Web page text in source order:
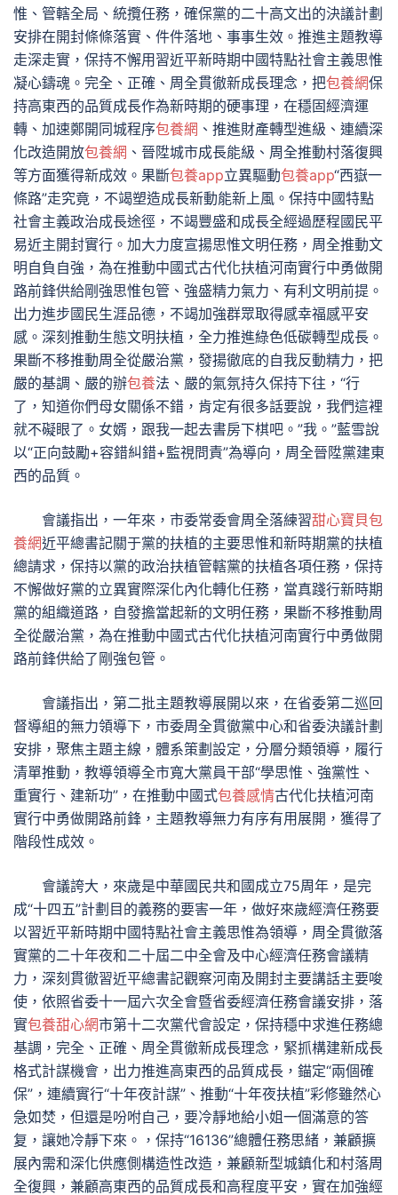
惟、管轄全局、統攬任務，確保黨的二十高文出的決議計劃
安排在開封條條落實、件件落地、事事生效。推進主題教導
走深走實，保持不懈用習近平新時期中國特點社會主義思惟
凝心鑄魂。完全、正確、周全貫徹新成長理念，把包養網保
持高東西的品質成長作為新時期的硬事理，在穩固經濟運
轉、加速鄭開同城程序包養網 、推進財產轉型進級、連續深
化改造開放包養網 、晉陞城市成長能級、周全推動村落復興
等方面獲得新成效。果斷包養app立異驅動包養app“西嶽一
條路”走究竟，不竭塑造成長新動能新上風。保持中國特點
社會主義政治成長途徑，不竭豐盛和成長全經過歷程國民平
易近主開封實行。加大力度宣揚思惟文明任務，周全推動文
明自負自強，為在推動中國式古代化扶植河南實行中勇做開
路前鋒供給剛強思惟包管、強盛精力氣力、有利文明前提。
出力進步國民生涯品德，不竭加強群眾取得感幸福感平安
感。深刻推動生態文明扶植，全力推進綠色低碳轉型成長。
果斷不移推動周全從嚴治黨，發揚徹底的自我反動精力，把
嚴的基調、嚴的辦包養法、嚴的氣氛持久保持下往，“行
了，知道你們母女關係不錯，肯定有很多話要說，我們這裡
就不礙眼了。女婿，跟我一起去書房下棋吧。”我。”藍雪說
以“正向鼓勵+容錯糾錯+監視問責”為導向，周全晉陞黨建東
西的品質。
會議指出，一年來，市委常委會周全落練習甜心寶貝包
養網近平總書記關于黨的扶植的主要思惟和新時期黨的扶植
總請求，保持以黨的政治扶植管轄黨的扶植各項任務，保持
不懈做好黨的立異實際深化內化轉化任務，當真踐行新時期
黨的組織道路，自發擔當起新的文明任務，果斷不移推動周
全從嚴治黨，為在推動中國式古代化扶植河南實行中勇做開
路前鋒供給了剛強包管。
會議指出，第二批主題教導展開以來，在省委第二巡回
督導組的無力領導下，市委周全貫徹黨中心和省委決議計劃
安排，聚焦主題主線，體系策劃設定，分層分類領導，履行
清單推動，教導領導全市寬大黨員干部“學思惟、強黨性、
重實行、建新功”，在推動中國式包養感情古代化扶植河南
實行中勇做開路前鋒，主題教導無力有序有用展開，獲得了
階段性成效。
會議誇大，來歲是中華國民共和國成立75周年，是完
成“十四五”計劃目的義務的要害一年，做好來歲經濟任務要
以習近平新時期中國特點社會主義思惟為領導，周全貫徹落
實黨的二十年夜和二十屆二中全會及中心經濟任務會議精
力，深刻貫徹習近平總書記觀察河南及開封主要講話主要唆
使，依照省委十一屆六次全會暨省委經濟任務會議安排，落
實包養甜心網市第十二次黨代會設定，保持穩中求進任務總
基調，完全、正確、周全貫徹新成長理念，緊抓構建新成長
格式計謀機會，出力推進高東西的品質成長，錨定“兩個確
保”，連續實行“十年夜計謀”、推動“十年夜扶植”彩修雖然心
急如焚，但還是吩咐自己，要冷靜地給小姐一個滿意的答
复，讓她冷靜下來。，保持“16136”總體任務思緒，兼顧擴
展內需和深化供應側構造性改造，兼顧新型城鎮化和村落周
全復興，兼顧高東西的品質成長和高程度平安，實在加強經